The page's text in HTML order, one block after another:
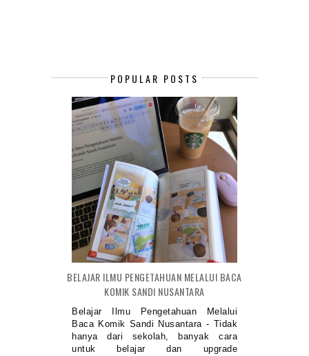
POPULAR POSTS
BELAJAR ILMU PENGETAHUAN MELALUI BACA
KOMIK SANDI NUSANTARA
Belajar Ilmu Pengetahuan Melalui
Baca Komik Sandi Nusantara - Tidak
hanya dari sekolah, banyak cara
untuk belajar dan upgrade